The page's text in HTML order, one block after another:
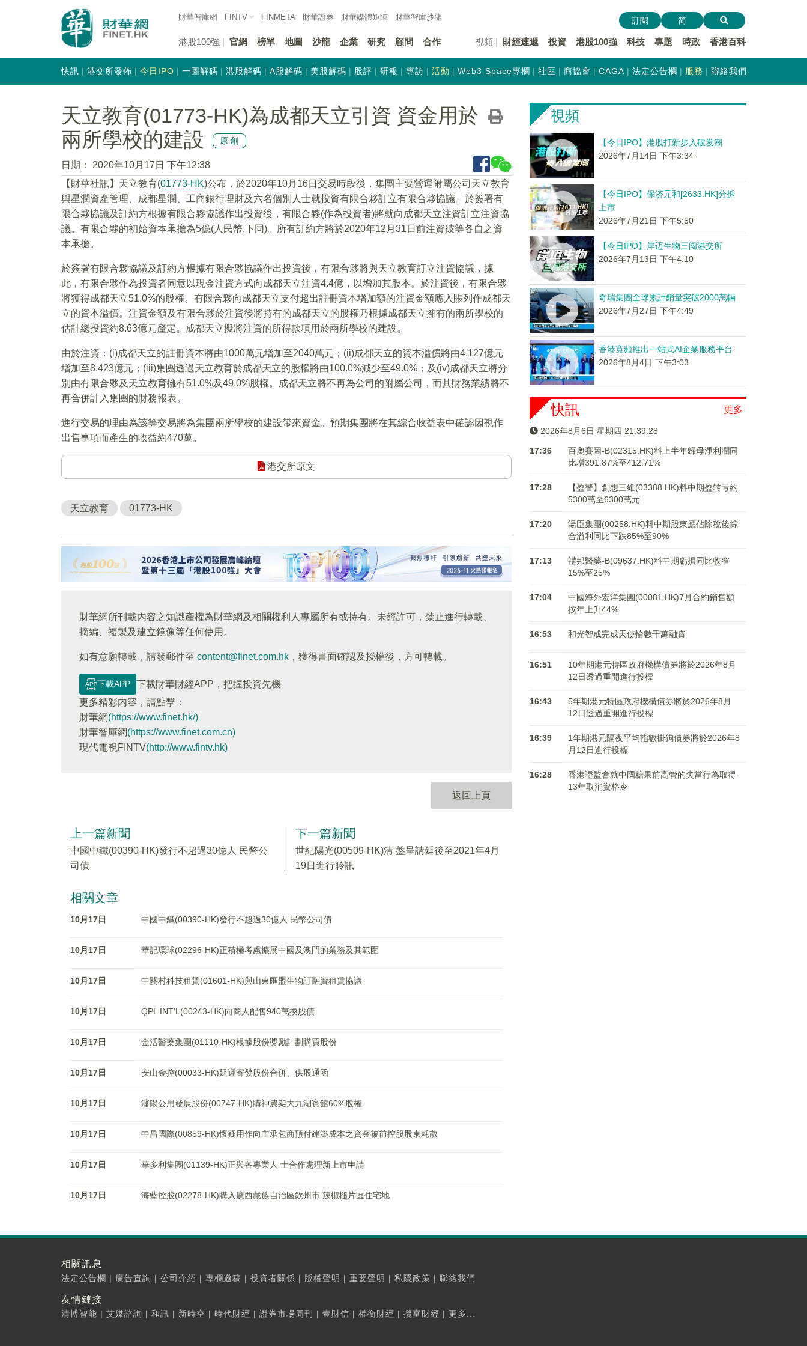
財華智庫網 FINTV FINMETA 財華證券 財華媒體矩陣 財華智庫沙龍
港股100強 官網 榜單 地圖 沙龍 企業 研究 顧問 合作 視頻 財經速遞 投資 港股100強 科技 專題 時政 香港百科
訂閱 简
快訊 港交所發佈 今日IPO 一圖解碼 港股解碼 A股解碼 美股解碼 股評 研報 專訪 活動 Web3 Space專欄 社區 商協會 CAGA 法定公告欄 服務 聯絡我們
天立教育(01773-HK)為成都天立引資 資金用於
兩所學校的建設
原創
日期：
2020年10月17日 下午12:38
【財華社訊】天立教育(01773-HK)公布，於2020年10月16日交易時段後，集團主要營運附屬公司天立教育
與星潤資產管理、成都星潤、工商銀行理財及六名個別人士就投資有限合夥訂立有限合夥協議。於簽署有
限合夥協議及訂約方根據有限合夥協議作出投資後，有限合夥(作為投資者)將就向成都天立注資訂立注資協
議。有限合夥的初始資本承擔為5億(人民幣.下同)。所有訂約方將於2020年12月31日前注資彼等各自之資
本承擔。
於簽署有限合夥協議及訂約方根據有限合夥協議作出投資後，有限合夥將與天立教育訂立注資協議，據
此，有限合夥作為投資者同意以現金注資方式向成都天立注資4.4億，以增加其股本。於注資後，有限合夥
將獲得成都天立51.0%的股權。有限合夥向成都天立支付超出註冊資本增加額的注資金額應入賬列作成都天
立的資本溢價。注資金額及有限合夥於注資後將持有的成都天立的股權乃根據成都天立擁有的兩所學校的
估計總投資約8.63億元釐定。成都天立擬將注資的所得款項用於兩所學校的建設。
由於注資：(i)成都天立的註冊資本將由1000萬元增加至2040萬元；(ii)成都天立的資本溢價將由4.127億元
增加至8.423億元；(iii)集團透過天立教育於成都天立的股權將由100.0%減少至49.0%；及(iv)成都天立將分
別由有限合夥及天立教育擁有51.0%及49.0%股權。成都天立將不再為公司的附屬公司，而其財務業績將不
再合併計入集團的財務報表。
進行交易的理由為該等交易將為集團兩所學校的建設帶來資金。預期集團將在其綜合收益表中確認因視作
出售事項而產生的收益約470萬。
港交所原文
天立教育 01773-HK
財華網所刊載內容之知識產權為財華網及相關權利人專屬所有或持有。未經許可，禁止進行轉載、
摘編、複製及建立鏡像等任何使用。
如有意願轉載，請發郵件至 content@finet.com.hk ，獲得書面確認及授權後，方可轉載。
下載APP
下載財華財經APP，把握投資先機
更多精彩内容，請點擊：
財華網(https://www.finet.hk/)
財華智庫網(https://www.finet.com.cn)
現代電視FINTV(http://www.fintv.hk)
返回上頁
上一篇新聞
中國中鐵(00390-HK)發行不超過30億人 民幣公
司債
下一篇新聞
世紀陽光(00509-HK)清 盤呈請延後至2021年4月
19日進行聆訊
相關文章
10月17日 中國中鐵(00390-HK)發行不超過30億人 民幣公司債
10月17日 華記環球(02296-HK)正積極考慮擴展中國及澳門的業務及其範圍
10月17日 中關村科技租賃(01601-HK)與山東匯盟生物訂融資租賃協議
10月17日 QPL INT'L(00243-HK)向商人配售940萬換股債
10月17日 金活醫藥集團(01110-HK)根據股份獎勵計劃購買股份
10月17日 安山金控(00033-HK)延遲寄發股份合併、供股通函
10月17日 瀋陽公用發展股份(00747-HK)購神農架大九湖賓館60%股權
10月17日 中昌國際(00859-HK)懷疑用作向主承包商預付建築成本之資金被前控股股東耗散
10月17日 華多利集團(01139-HK)正與各專業人 士合作處理新上市申請
10月17日 海藍控股(02278-HK)購入廣西藏族自治區欽州市 辣椒槌片區住宅地
視頻
【今日IPO】港股打新步入破发潮
2026年7月14日 下午3:34
【今日IPO】保济元和[2633.HK]分拆
上市
2026年7月21日 下午5:50
【今日IPO】岸迈生物三闯港交所
2026年7月13日 下午4:10
奇瑞集團全球累計銷量突破2000萬輛
2026年7月27日 下午4:49
香港寬頻推出一站式AI企業服務平台
2026年8月4日 下午3:03
更多
快訊
2026年8月6日 星期四 21:39:29
17:36
百奧賽圖-B(02315.HK)料上半年歸母淨利潤同
比增391.87%至412.71%
17:28
【盈警】創想三維(03388.HK)料中期盈转亏約
5300萬至6300萬元
17:20
湯臣集團(00258.HK)料中期股東應佔除稅後綜
合溢利同比下跌85%至90%
17:13
禮邦醫藥-B(09637.HK)料中期虧損同比收窄
15%至25%
17:04
中國海外宏洋集團(00081.HK)7月合約銷售額
按年上升44%
16:53 和光智成完成天使輪數千萬融資
16:51
10年期港元特區政府機構債券將於2026年8月
12日透過重開進行投標
16:43
5年期港元特區政府機構債券將於2026年8月
12日透過重開進行投標
16:39
1年期港元隔夜平均指數掛鉤債券將於2026年8
月12日進行投標
16:28
香港證監會就中國糖果前高管的失當行為取得
13年取消資格令
相關訊息
法定公告欄 | 廣告查詢 | 公司介紹 | 專欄邀稿 | 投資者關係 | 版權聲明 | 重要聲明 | 私隱政策 | 聯絡我們
友情鏈接
清博智能 | 艾媒諮詢 | 和訊 | 新時空 | 時代財經 | 證券市場周刊 | 壹財信 | 權衡財經 | 攬富財經 | 更多...